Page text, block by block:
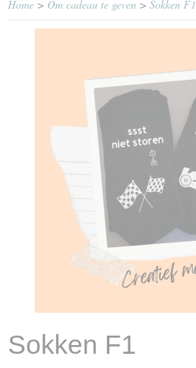
Home > Om cadeau te geven > Sokken F1
Sokken F1